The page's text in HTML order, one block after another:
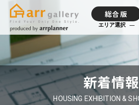
総合版
エリア選択
新着情報
HOUSING EXHIBITION &